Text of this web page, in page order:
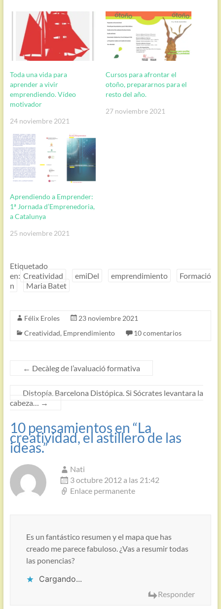
Toda una vida para
aprender a vivir
emprendiendo. Vídeo
motivador
24 noviembre 2021
Cursos para afrontar el
otoño, prepararnos para el
resto del año.
27 noviembre 2021
Aprendiendo a Emprender:
1ª Jornada d’Emprenedoria,
a Catalunya
25 noviembre 2021
Etiquetado
en: Creatividad emiDel emprendimiento
Formació
n
Maria Batet
Félix Eroles
23 noviembre 2021
Creatividad, Emprendimiento 10 comentarios
← Decàleg de l’avaluació formativa
Distopía. Barcelona Distópica. Si Sócrates levantara la
cabeza… →
10 pensamientos en “La
creatividad, el astillero de las
ideas.”
Nati
3 octubre 2012 a las 21:42
Enlace permanente
Es un fantástico resumen y el mapa que has
creado me parece fabuloso. ¿Vas a resumir todas
las ponencias?
Cargando...
Responder